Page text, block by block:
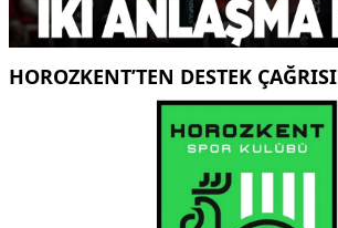
HOROZKENT’TEN DESTEK ÇAĞRISI